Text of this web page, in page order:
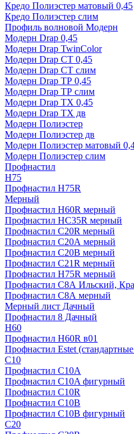
Кредо Полиэстер матовый 0,45
Кредо Полиэстер слим
Профиль волновой Модерн
Модерн Drap 0,45
Модерн Drap TwinColor
Модерн Drap СТ 0,45
Модерн Drap СТ слим
Модерн Drap ТР 0,45
Модерн Drap ТР слим
Модерн Drap ТХ 0,45
Модерн Drap ТХ дв
Модерн Полиэстер
Модерн Полиэстер дв
Модерн Полиэстер матовый
Модерн Полиэстер слим
Профнастил
H75
Профнастил H75R
Мерный
Профнастил H60R мерный
Профнастил HC35R мерный
Профнастил С20R мерный
Профнастил С20А мерный
Профнастил С20В мерный
Профнастил С21R мерный
Профнастил Н75R мерный
Профнастил С8А Ильский,
Профнастил С8А мерный
Мерный лист Дачный
Профнастил 8 Дачный
Н60
Профнастил H60R в01
Профнастил Estet (стандартные
C10
Профнастил С10A
Профнастил С10A фигурный
Профнастил С10R
Профнастил С10В
Профнастил С10В фигурный
C20